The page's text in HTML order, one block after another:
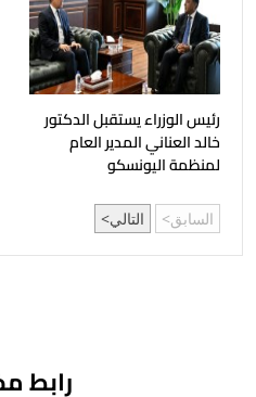
رئيس الوزراء يستقبل الدكتور
خالد العناني المدير العام
لمنظمة اليونسكو
السابق التالي
رابط